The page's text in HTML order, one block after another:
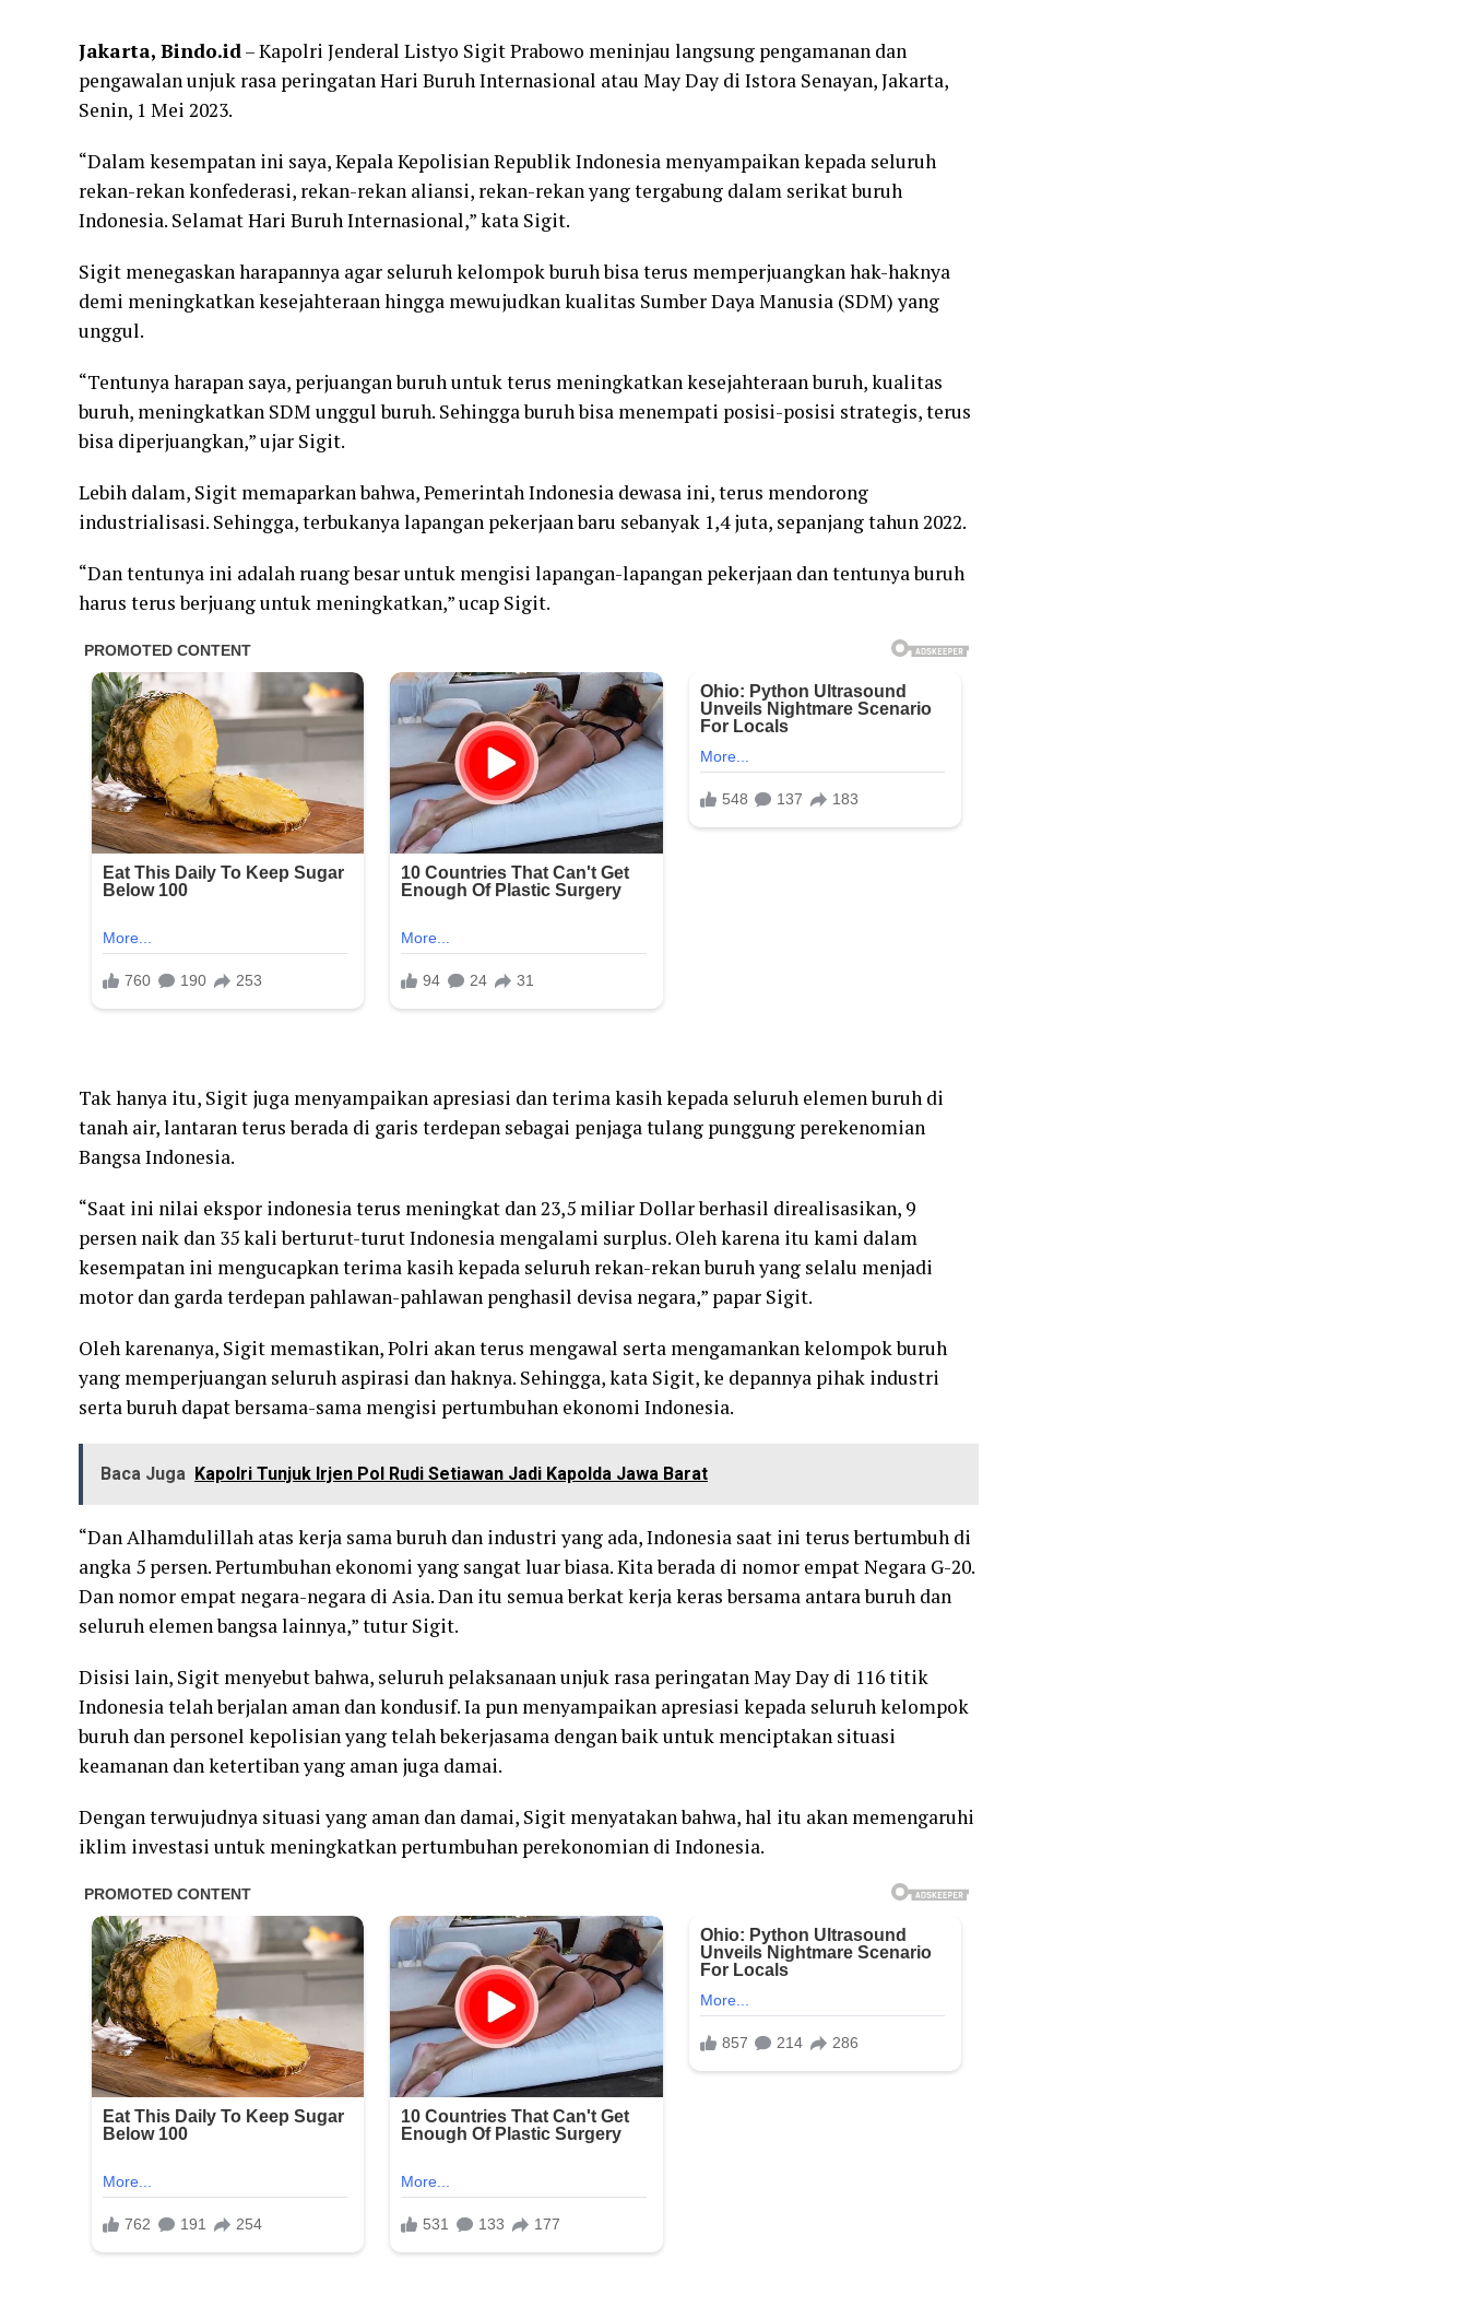
Jakarta, Bindo.id – Kapolri Jenderal Listyo Sigit Prabowo meninjau langsung pengamanan dan
pengawalan unjuk rasa peringatan Hari Buruh Internasional atau May Day di Istora Senayan, Jakarta,
Senin, 1 Mei 2023.
“Dalam kesempatan ini saya, Kepala Kepolisian Republik Indonesia menyampaikan kepada seluruh
rekan-rekan konfederasi, rekan-rekan aliansi, rekan-rekan yang tergabung dalam serikat buruh
Indonesia. Selamat Hari Buruh Internasional,” kata Sigit.
Sigit menegaskan harapannya agar seluruh kelompok buruh bisa terus memperjuangkan hak-haknya
demi meningkatkan kesejahteraan hingga mewujudkan kualitas Sumber Daya Manusia (SDM) yang
unggul.
“Tentunya harapan saya, perjuangan buruh untuk terus meningkatkan kesejahteraan buruh, kualitas
buruh, meningkatkan SDM unggul buruh. Sehingga buruh bisa menempati posisi-posisi strategis, terus
bisa diperjuangkan,” ujar Sigit.
Lebih dalam, Sigit memaparkan bahwa, Pemerintah Indonesia dewasa ini, terus mendorong
industrialisasi. Sehingga, terbukanya lapangan pekerjaan baru sebanyak 1,4 juta, sepanjang tahun 2022.
“Dan tentunya ini adalah ruang besar untuk mengisi lapangan-lapangan pekerjaan dan tentunya buruh
harus terus berjuang untuk meningkatkan,” ucap Sigit.
Tak hanya itu, Sigit juga menyampaikan apresiasi dan terima kasih kepada seluruh elemen buruh di
tanah air, lantaran terus berada di garis terdepan sebagai penjaga tulang punggung perekenomian
Bangsa Indonesia.
“Saat ini nilai ekspor indonesia terus meningkat dan 23,5 miliar Dollar berhasil direalisasikan, 9
persen naik dan 35 kali berturut-turut Indonesia mengalami surplus. Oleh karena itu kami dalam
kesempatan ini mengucapkan terima kasih kepada seluruh rekan-rekan buruh yang selalu menjadi
motor dan garda terdepan pahlawan-pahlawan penghasil devisa negara,” papar Sigit.
Oleh karenanya, Sigit memastikan, Polri akan terus mengawal serta mengamankan kelompok buruh
yang memperjuangan seluruh aspirasi dan haknya. Sehingga, kata Sigit, ke depannya pihak industri
serta buruh dapat bersama-sama mengisi pertumbuhan ekonomi Indonesia.
Baca Juga Kapolri Tunjuk Irjen Pol Rudi Setiawan Jadi Kapolda Jawa Barat
“Dan Alhamdulillah atas kerja sama buruh dan industri yang ada, Indonesia saat ini terus bertumbuh di
angka 5 persen. Pertumbuhan ekonomi yang sangat luar biasa. Kita berada di nomor empat Negara G-20.
Dan nomor empat negara-negara di Asia. Dan itu semua berkat kerja keras bersama antara buruh dan
seluruh elemen bangsa lainnya,” tutur Sigit.
Disisi lain, Sigit menyebut bahwa, seluruh pelaksanaan unjuk rasa peringatan May Day di 116 titik
Indonesia telah berjalan aman dan kondusif. Ia pun menyampaikan apresiasi kepada seluruh kelompok
buruh dan personel kepolisian yang telah bekerjasama dengan baik untuk menciptakan situasi
keamanan dan ketertiban yang aman juga damai.
Dengan terwujudnya situasi yang aman dan damai, Sigit menyatakan bahwa, hal itu akan memengaruhi
iklim investasi untuk meningkatkan pertumbuhan perekonomian di Indonesia.